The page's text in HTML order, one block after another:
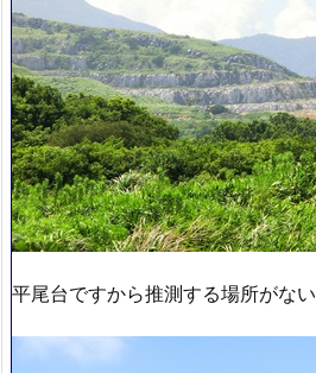
平尾台ですから推測する場所がな